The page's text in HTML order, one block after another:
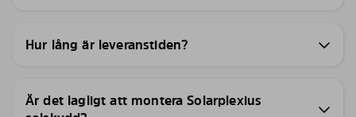
Hur lång är leveranstiden?
Är det lagligt att montera Solarplexius